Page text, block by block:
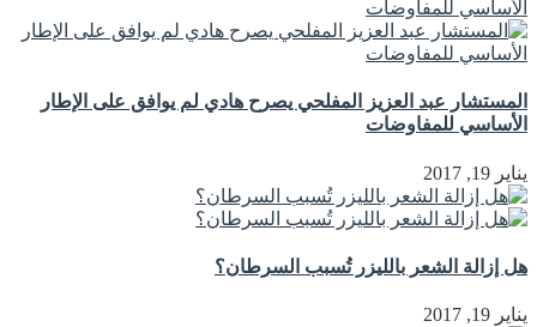
المستشار عبد العزيز المفلحي يصرح هادي لم يوافق على الإطار
الأساسي للمفاوضات
يناير 19, 2017
هل إزالة الشعر بالليزر تُسبب السرطان؟
يناير 19, 2017